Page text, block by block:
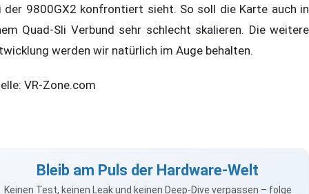
der 9800GX2 konfrontiert sieht. So soll die Karte auch in
Quad-Sli Verbund sehr schlecht skalieren. Die weitere
werden wir natürlich im Auge behalten.
VR-Zone.com
Bleib am Puls der Hardware-Welt
Keinen Test, keinen Leak und keinen Deep-Dive verpassen – folge